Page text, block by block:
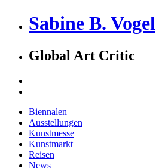
Sabine B. Vogel
Global Art Critic
Biennalen
Ausstellungen
Kunstmesse
Kunstmarkt
Reisen
News